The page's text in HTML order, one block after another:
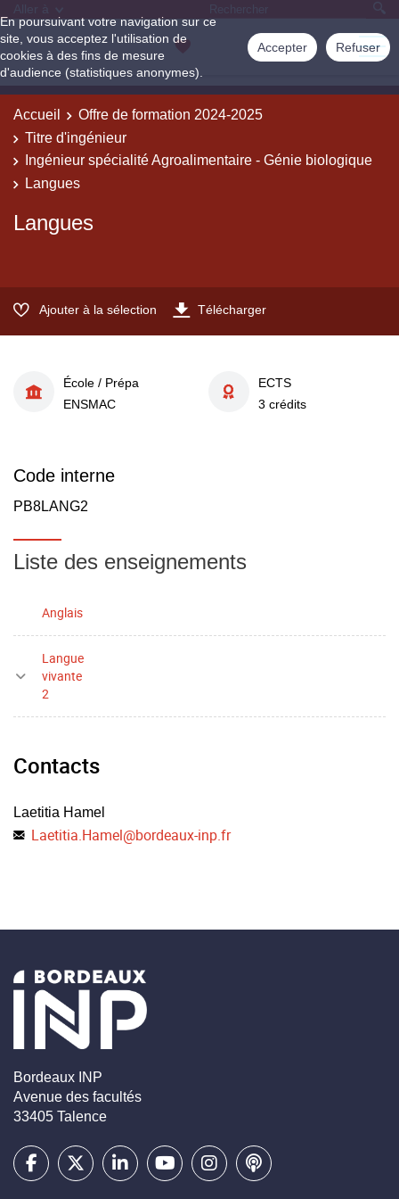
En poursuivant votre navigation sur ce
site, vous acceptez l'utilisation de
cookies à des fins de mesure
d'audience (statistiques anonymes).
Accepter Refuser
Accueil
Offre de formation 2024-2025
Titre d'ingénieur
Ingénieur spécialité Agroalimentaire - Génie biologique
Langues
Langues
Ajouter à la sélection Télécharger
École / Prépa
ENSMAC
ECTS
3 crédits
Code interne
PB8LANG2
Liste des enseignements
Anglais
Langue
vivante
2
Contacts
Laetitia Hamel
Laetitia.Hamel@bordeaux-inp.fr
Bordeaux INP
Avenue des facultés
33405 Talence